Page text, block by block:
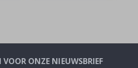
VOOR ONZE NIEUWSBRIEF